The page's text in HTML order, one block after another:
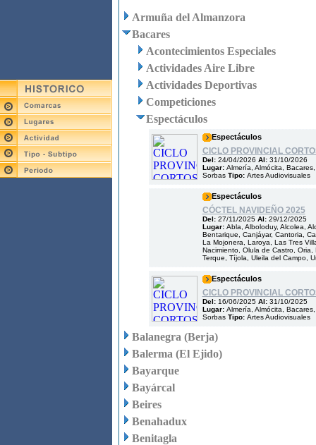
Armuña del Almanzora
Bacares
Acontecimientos Especiales
Actividades Aire Libre
Actividades Deportivas
Competiciones
Espectáculos
Espectáculos
CICLO PROVINCIAL
Del: 24/04/2026 Al: 31/10/2026
Lugar: Almería, Almócita,
SorbasTipo: Artes Audiovisuales
Espectáculos
CÓCTEL NAVIDEÑO 2025
Del: 27/11/2025 Al: 29/12/2025
Lugar: Abla, Alboloduy, Alcolea,
Bentarique, Canjáyar, Cantoria,
La Mojonera, Laroya, Las Tres
Nacimiento, Olula de Castro,
Terque, Tíjola, Uleila del Campo,
Espectáculos
CICLO PROVINCIAL
Del: 16/06/2025 Al: 31/10/2025
Lugar: Almería, Almócita,
SorbasTipo: Artes Audiovisuales
Balanegra (Berja)
Balerma (El Ejido)
Bayarque
Bayárcal
Beires
Benahadux
Benitagla